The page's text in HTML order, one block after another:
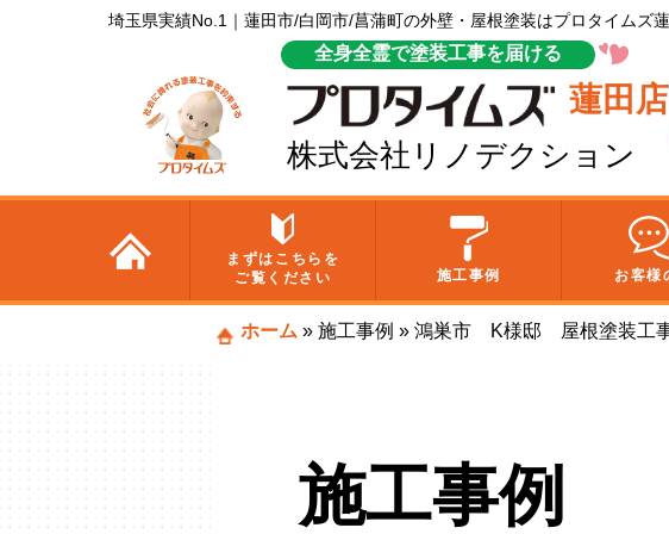
埼玉県実績No.1｜蓮田市/白岡市/菖蒲町の外壁・屋根塗装はプロタイムズ
全身全霊で塗装工事を届ける
蓮田店
株式会社リノデクション
まずはこちらを
ご覧ください
施工事例 お客様
ホーム » 施工事例 » 鴻巣市 K様邸 屋根塗装工
施工事例